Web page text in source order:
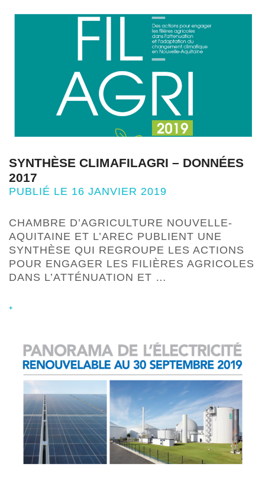
SYNTHÈSE CLIMAFILAGRI – DONNÉES
2017
PUBLIÉ LE 16 JANVIER 2019
CHAMBRE D’AGRICULTURE NOUVELLE-
AQUITAINE ET L’AREC PUBLIENT UNE
SYNTHÈSE QUI REGROUPE LES ACTIONS
POUR ENGAGER LES FILIÈRES AGRICOLES
DANS L’ATTÉNUATION ET …
+